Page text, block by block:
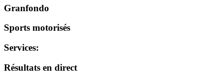
Granfondo
Sports motorisés
Services:
Résultats en direct